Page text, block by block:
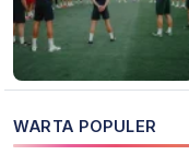
WARTA POPULER